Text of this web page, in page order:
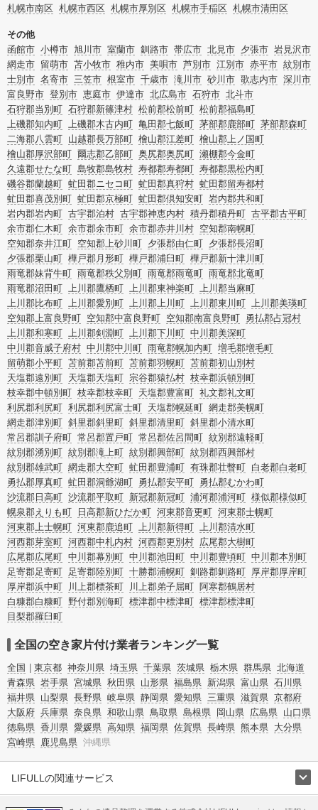
札幌市南区 札幌市西区 札幌市厚別区 札幌市手稲区 札幌市清田区
その他
函館市 小樽市 旭川市 室蘭市 釧路市 帯広市 北見市 夕張市 岩見沢市
網走市 留萌市 苫小牧市 稚内市 美唄市 芦別市 江別市 赤平市 紋別市
士別市 名寄市 三笠市 根室市 千歳市 滝川市 砂川市 歌志内市 深川市
富良野市 登別市 恵庭市 伊達市 北広島市 石狩市 北斗市
石狩郡当別町 石狩郡新篠津村 松前郡松前町 松前郡福島町
上磯郡知内町 上磯郡木古内町 亀田郡七飯町 茅部郡鹿部町 茅部郡森町
二海郡八雲町 山越郡長万部町 檜山郡江差町 檜山郡上ノ国町
檜山郡厚沢部町 爾志郡乙部町 奥尻郡奥尻町 瀬棚郡今金町
久遠郡せたな町 島牧郡島牧村 寿都郡寿都町 寿都郡黒松内町
磯谷郡蘭越町 虻田郡ニセコ町 虻田郡真狩村 虻田郡留寿都村
虻田郡喜茂別町 虻田郡京極町 虻田郡倶知安町 岩内郡共和町
岩内郡岩内町 古宇郡泊村 古宇郡神恵内村 積丹郡積丹町 古平郡古平町
余市郡仁木町 余市郡余市町 余市郡赤井川村 空知郡南幌町
空知郡奈井江町 空知郡上砂川町 夕張郡由仁町 夕張郡長沼町
夕張郡栗山町 樺戸郡月形町 樺戸郡浦臼町 樺戸郡新十津川町
雨竜郡妹背牛町 雨竜郡秩父別町 雨竜郡雨竜町 雨竜郡北竜町
雨竜郡沼田町 上川郡鷹栖町 上川郡東神楽町 上川郡当麻町
上川郡比布町 上川郡愛別町 上川郡上川町 上川郡東川町 上川郡美瑛町
空知郡上富良野町 空知郡中富良野町 空知郡南富良野町 勇払郡占冠村
上川郡和寒町 上川郡剣淵町 上川郡下川町 中川郡美深町
中川郡音威子府村 中川郡中川町 雨竜郡幌加内町 増毛郡増毛町
留萌郡小平町 苫前郡苫前町 苫前郡羽幌町 苫前郡初山別村
天塩郡遠別町 天塩郡天塩町 宗谷郡猿払村 枝幸郡浜頓別町
枝幸郡中頓別町 枝幸郡枝幸町 天塩郡豊富町 礼文郡礼文町
利尻郡利尻町 利尻郡利尻富士町 天塩郡幌延町 網走郡美幌町
網走郡津別町 斜里郡斜里町 斜里郡清里町 斜里郡小清水町
常呂郡訓子府町 常呂郡置戸町 常呂郡佐呂間町 紋別郡遠軽町
紋別郡湧別町 紋別郡滝上町 紋別郡興部町 紋別郡西興部村
紋別郡雄武町 網走郡大空町 虻田郡豊浦町 有珠郡壮瞥町 白老郡白老町
勇払郡厚真町 虻田郡洞爺湖町 勇払郡安平町 勇払郡むかわ町
沙流郡日高町 沙流郡平取町 新冠郡新冠町 浦河郡浦河町 様似郡様似町
幌泉郡えりも町
日高郡新ひだか町 河東郡音更町 河東郡士幌町
河東郡上士幌町 河東郡鹿追町 上川郡新得町 上川郡清水町
河西郡芽室町 河西郡中札内村 河西郡更別村 広尾郡大樹町
広尾郡広尾町 中川郡幕別町 中川郡池田町 中川郡豊頃町 中川郡本別町
足寄郡足寄町 足寄郡陸別町 十勝郡浦幌町 釧路郡釧路町 厚岸郡厚岸町
厚岸郡浜中町
川上郡標茶町 川上郡弟子屈町 阿寒郡鶴居村
白糠郡白糠町 野付郡別海町 標津郡中標津町 標津郡標津町
目梨郡羅臼町
全国の空き家片付け業者ランキング一覧
全国 東京都 神奈川県 埼玉県 千葉県 茨城県 栃木県 群馬県 北海道
青森県 岩手県 宮城県 秋田県 山形県 福島県 新潟県 富山県 石川県
福井県 山梨県 長野県 岐阜県 静岡県 愛知県 三重県 滋賀県 京都府
大阪府 兵庫県 奈良県 和歌山県 鳥取県 島根県 岡山県 広島県 山口県
徳島県 香川県 愛媛県 高知県 福岡県 佐賀県 長崎県 熊本県 大分県
宮崎県 鹿児島県 沖縄県
LIFULLの関連サービス